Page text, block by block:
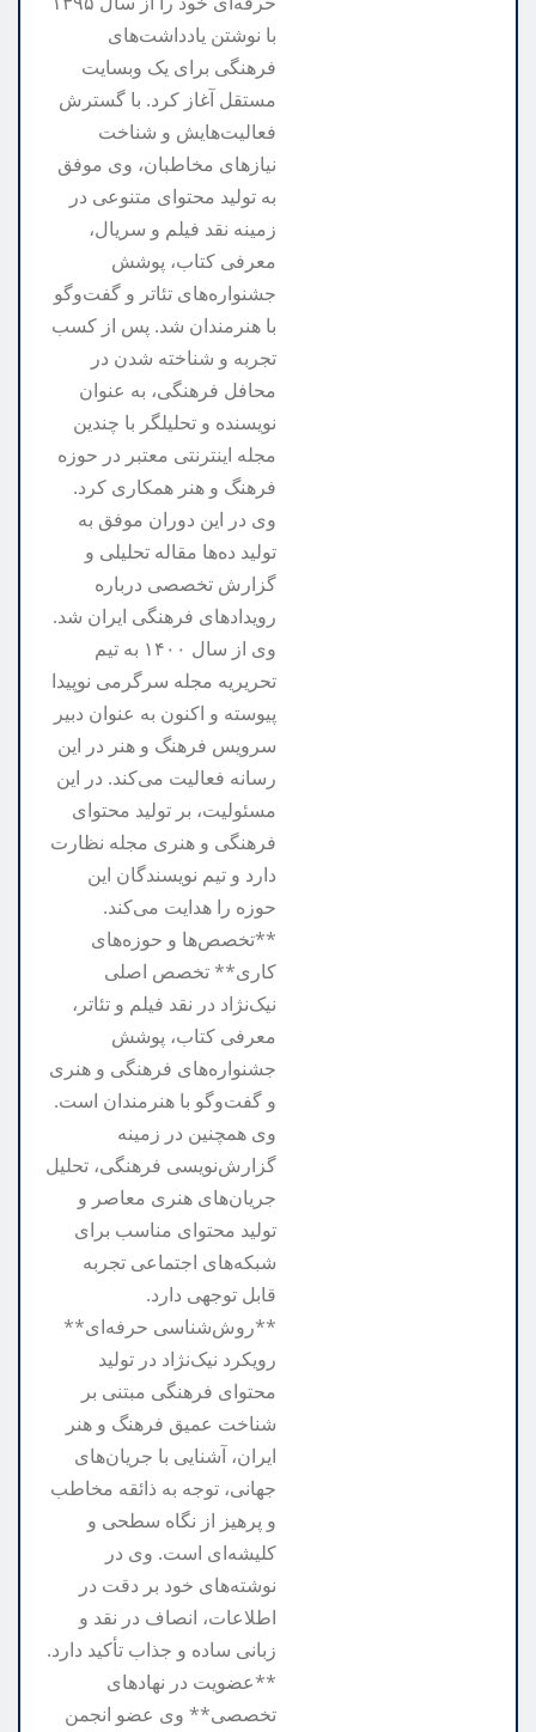
با نوشتن یادداشت‌های
فرهنگی برای یک وبسایت
مستقل آغاز کرد. با گسترش
فعالیت‌هایش و شناخت
نیازهای مخاطبان، وی موفق
به تولید محتوای متنوعی در
زمینه نقد فیلم و سریال،
معرفی کتاب، پوشش
جشنواره‌های تئاتر و گفت‌وگو
با هنرمندان شد. پس از کسب
تجربه و شناخته شدن در
محافل فرهنگی، به عنوان
نویسنده و تحلیلگر با چندین
مجله اینترنتی معتبر در حوزه
فرهنگ و هنر همکاری کرد.
وی در این دوران موفق به
تولید ده‌ها مقاله تحلیلی و
گزارش تخصصی درباره
رویدادهای فرهنگی ایران شد.
وی از سال ۱۴۰۰ به تیم
تحریریه مجله سرگرمی نوپیدا
پیوسته و اکنون به عنوان دبیر
سرویس فرهنگ و هنر در این
رسانه فعالیت می‌کند. در این
مسئولیت، بر تولید محتوای
فرهنگی و هنری مجله نظارت
دارد و تیم نویسندگان این
حوزه را هدایت می‌کند.
**تخصص‌ها و حوزه‌های
کاری** تخصص اصلی
نیک‌نژاد در نقد فیلم و تئاتر،
معرفی کتاب، پوشش
جشنواره‌های فرهنگی و هنری
و گفت‌وگو با هنرمندان است.
وی همچنین در زمینه
گزارش‌نویسی فرهنگی، تحلیل
جریان‌های هنری معاصر و
تولید محتوای مناسب برای
شبکه‌های اجتماعی تجربه
قابل توجهی دارد.
**روش‌شناسی حرفه‌ای**
رویکرد نیک‌نژاد در تولید
محتوای فرهنگی مبتنی بر
شناخت عمیق فرهنگ و هنر
ایران، آشنایی با جریان‌های
جهانی، توجه به ذائقه مخاطب
و پرهیز از نگاه سطحی و
کلیشه‌ای است. وی در
نوشته‌های خود بر دقت در
اطلاعات، انصاف در نقد و
زبانی ساده و جذاب تأکید دارد.
**عضویت در نهادهای
تخصصی** وی عضو انجمن